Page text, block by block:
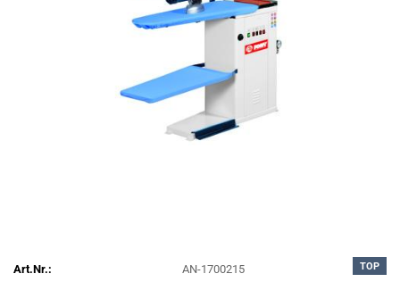
TOP
Art.Nr.:
AN-1700215